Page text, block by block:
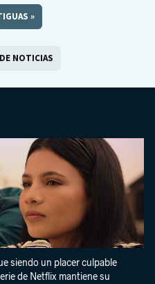
»
NOTICIAS
siendo un placer culpable
de Netflix mantiene su